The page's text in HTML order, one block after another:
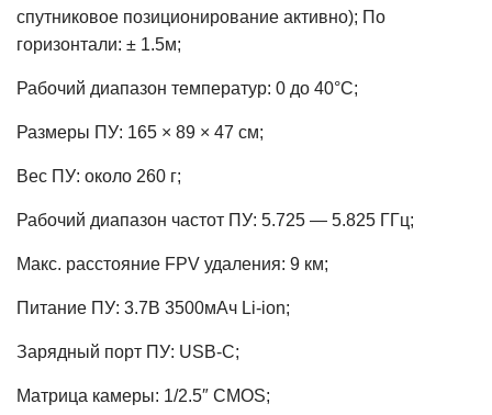
спутниковое позиционирование активно); По
горизонтали: ± 1.5м;
Рабочий диапазон температур: 0 до 40°С;
Размеры ПУ: 165 × 89 × 47 см;
Вес ПУ: около 260 г;
Рабочий диапазон частот ПУ: 5.725 — 5.825 ГГц;
Макс. расстояние FPV удаления: 9 км;
Питание ПУ: 3.7В 3500мАч Li-ion;
Зарядный порт ПУ: USB-C;
Матрица камеры: 1/2.5″ CMOS;